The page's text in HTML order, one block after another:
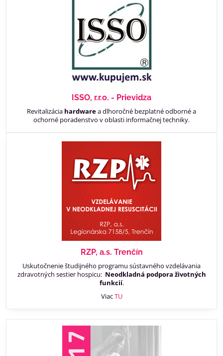
ISSO, r.r.o. - Prievidza
Revitalizácia hardwarea dlhoročné bezplatné odborné a
ochorné poradenstvo v oblasti informačnej techniky.
RZP, a.s. Trenčín
Uskutočnenie študijného programu sústavného vzdelávania
zdravotných sestier hospicu: Neodkladná podpora životných
funkcií.
ViacTU